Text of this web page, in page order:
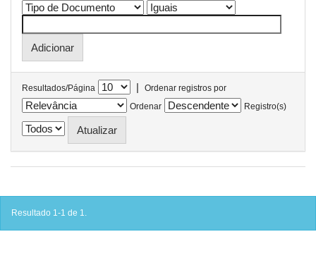
Resultados/Página |
Ordenar registros por
Ordenar
Registro(s)
Resultado 1-1 de 1.